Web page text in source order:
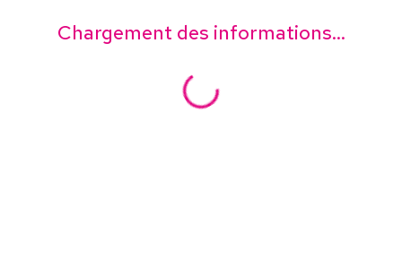
Chargement des informations...